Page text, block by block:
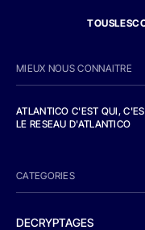
MIEUX NOUS CONNAITRE
ATLANTICO C'EST QUI,
LE RESEAU D'ATLANTICO
CATEGORIES
DECRYPTAGES